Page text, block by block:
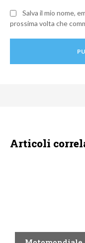
Salva il mio nome,
prossima volta che
Articoli